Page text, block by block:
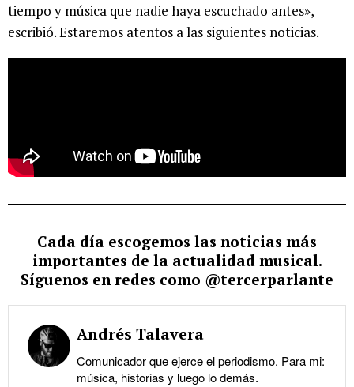
tiempo y música que nadie haya escuchado antes»,
escribió. Estaremos atentos a las siguientes noticias.
Cada día escogemos las noticias más
importantes de la actualidad musical.
Síguenos en redes como @tercerparlante
Andrés Talavera
Comunicador que ejerce el periodismo. Para mi:
música, historias y luego lo demás.